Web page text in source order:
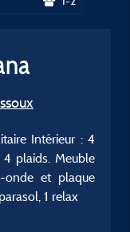
Intérieur : 4
plaids. Meuble
onde et plaque
1 relax